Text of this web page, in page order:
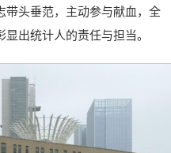
带头垂范，主动参与献血，全
出统计人的责任与担当。